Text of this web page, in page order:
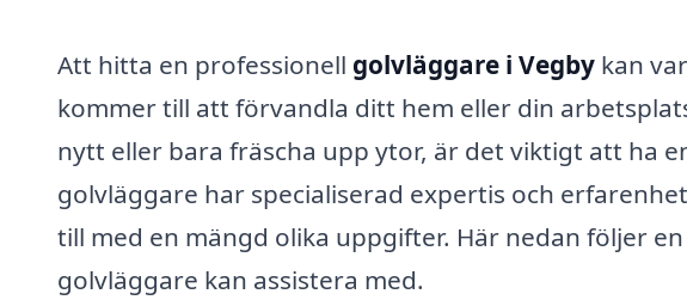
Att hitta en professionell golvläggare i Vegby kan
kommer till att förvandla ditt hem eller din
nytt eller bara fräscha upp ytor, är det viktigt att ha
golvläggare har specialiserad expertis och
till med en mängd olika uppgifter. Här nedan följer
golvläggare kan assistera med.